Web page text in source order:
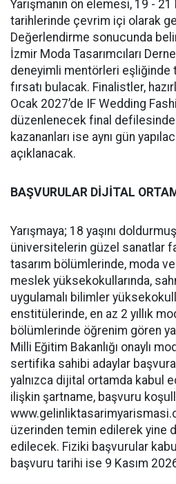
Yarışmanın ön elemesi, 19 - 21
tarihlerinde çevrim içi olarak
Değerlendirme sonucunda
İzmir Moda Tasarımcıları
deneyimli mentörleri eşliğinde
fırsatı bulacak. Finalistler,
Ocak 2027’de IF Wedding
düzenlenecek final defilesinde
kazananları ise aynı gün
açıklanacak.
BAŞVURULAR DİJİTAL
Yarışmaya; 18 yaşını
üniversitelerin güzel sanatlar
tasarım bölümlerinde, moda
meslek yüksekokullarında,
uygulamalı bilimler
enstitülerinde, en az 2 yıllık
bölümlerinde öğrenim gören
Milli Eğitim Bakanlığı onaylı
sertifika sahibi adaylar
yalnızca dijital ortamda kabul
ilişkin şartname, başvuru
www.gelinliktasarimyarismasi.
üzerinden temin edilerek yine
edilecek. Fiziki başvurular
başvuru tarihi ise 9 Kasım